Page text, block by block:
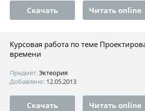
Скачать Читать online
Курсовая работа по теме
времени
Предмет:Эктеория
Добавлено: 12.05.2013
Скачать Читать online